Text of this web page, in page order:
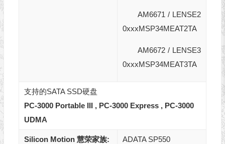
AM6671 / LENSE2
0xxxMSP34MEAT2TA
AM6672 / LENSE3
0xxxMSP34MEAT3TA
支持的SATA SSD硬盘
PC-3000 Portable III , PC-3000 Express , PC-3000
UDMA
Silicon Motion 慧荣家族: ADATA SP550